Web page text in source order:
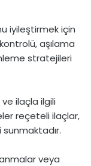
iyileştirmek için
aşılama
stratejileri
ve ilaçla ilgili
reçeteli ilaçlar,
sunmaktadır.
veya